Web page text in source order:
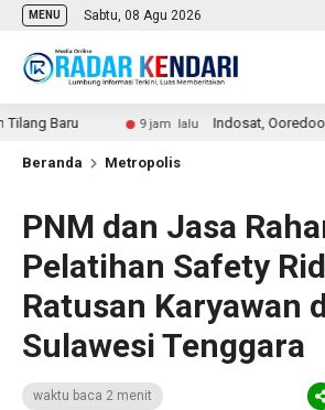
MENU Sabtu, 08 Agu 2026
Baru 9 jam lalu Indosat, Ooredoo,
Beranda Metropolis
PNM dan Jasa
Pelatihan Safety
Ratusan Karyawan
Sulawesi Tenggara
waktu baca 2 menit